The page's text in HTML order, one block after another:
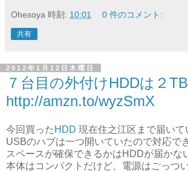
Ohesoya 時刻: 10:01 0 件のコメント:
共有
2012年1月12日木曜日
７台目の外付けHDDは２
http://amzn.to/wyzSmX
今回買った HDD 現在住之江区まで届いて
USBのハブは一つ開いていたので対応で
スペースが確保できるかはHDDが届かな
本体はコンパクトだけど、電源はごっつ